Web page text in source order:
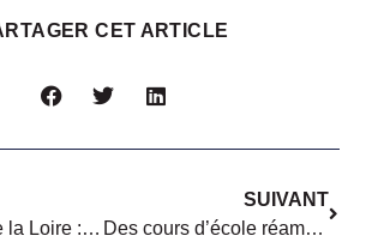
CET ARTICLE
Medef Pays de la Loire : toujours sans elles ?
SUIVANT
Des cours d’école réaménagées !